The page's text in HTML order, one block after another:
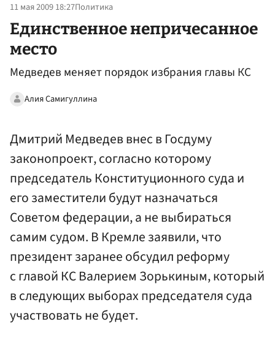
11 мая 2009 18:27Политика
Единственное непричесанное
место
Медведев меняет порядок избрания главы КС
Алия Самигуллина
Дмитрий Медведев внес в Госдуму
законопроект, согласно которому
председатель Конституционного суда и
его заместители будут назначаться
Советом федерации, а не выбираться
самим судом. В Кремле заявили, что
президент заранее обсудил реформу
с главой КС Валерием Зорькиным, который
в следующих выборах председателя суда
участвовать не будет.